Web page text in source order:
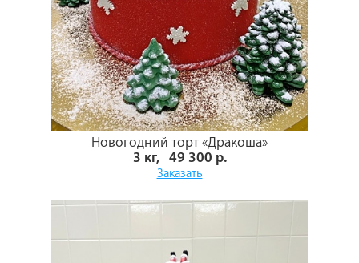
Новогодний торт «Дракоша»
3 кг, 49 300 р.
Заказать